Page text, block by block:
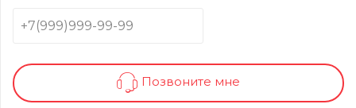
Позвоните мне